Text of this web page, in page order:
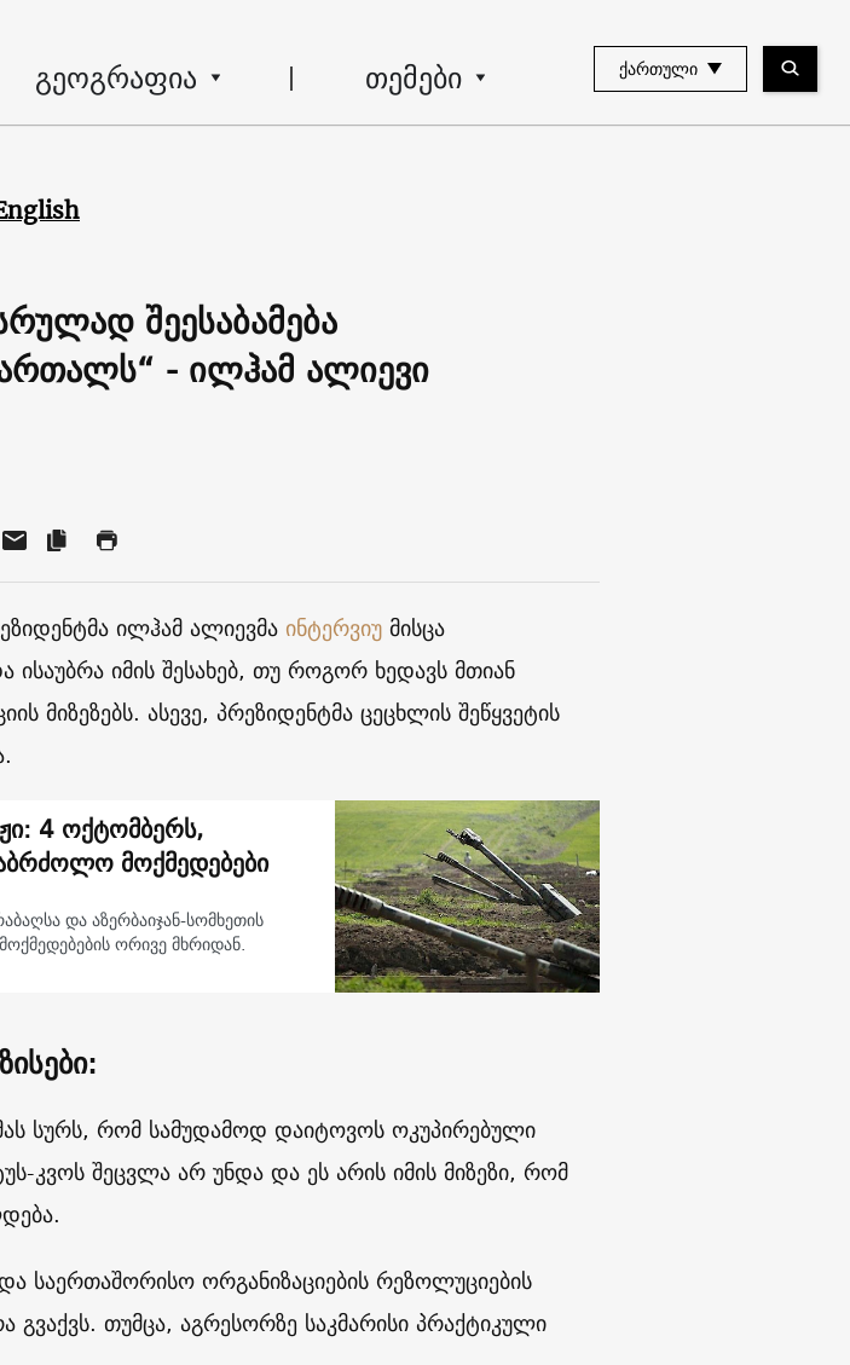
გეოგრაფია თემები ᲥᲐᲠᲗᲣᲚᲘ
შეესაბამება
- ილჰამ ალიევი
ილჰამ ალიევმა ინტერვიუმისცა
ისაუბრა იმის შესახებ, თუ როგორ ხედავს მთიან
მიზეზებს. ასევე, პრეზიდენტმა ცეცხლის შეწყვეტის
4 ოქტომბერს,
მოქმედებები
და აზერბაიჯან-სომხეთის
ორივე მხრიდან.
სურს, რომ სამუდამოდ დაიტოვოს ოკუპირებული
კვოს შეცვლა არ უნდა და ეს არის იმის მიზეზი, რომ
საერთაშორისო ორგანიზაციების რეზოლუციების
თუმცა, აგრესორზე საკმარისი პრაქტიკული